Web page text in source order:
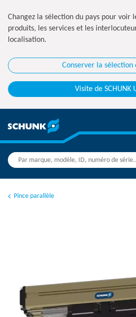
Changez la sélection du pays pour voir
produits, les services et les
localisation.
Conserver la sélection
Visite de SCHUNK
Pince parallèle